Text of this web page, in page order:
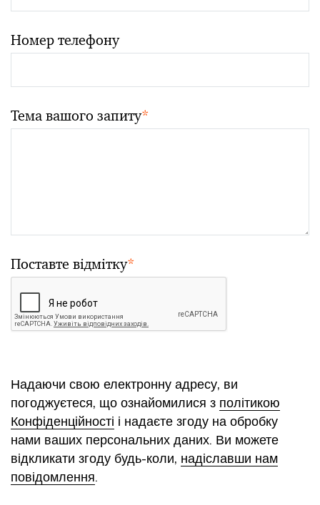
Номер телефону
Тема вашого запиту*
Поставте відмітку*
Надаючи свою електронну адресу, ви
погоджуєтеся, що ознайомилися з політикою
Конфіденційності і надаєте згоду на обробку
нами ваших персональних даних. Ви можете
відкликати згоду будь-коли, надіславши нам
повідомлення.